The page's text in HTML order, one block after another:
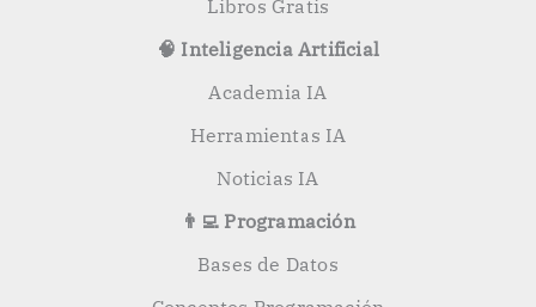
Libros Gratis
🧠 Inteligencia Artificial
Academia IA
Herramientas IA
Noticias IA
👨‍💻 Programación
Bases de Datos